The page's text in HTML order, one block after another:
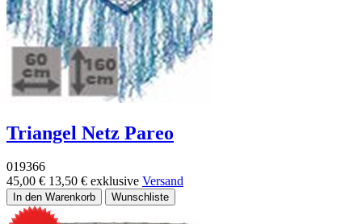
Triangel Netz Pareo
019366
45,00 € 13,50 € exklusive Versand